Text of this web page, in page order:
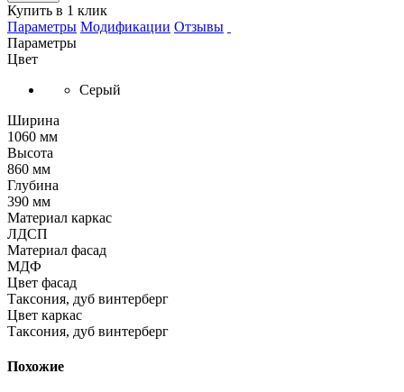
Купить в 1 клик
Параметры Модификации Отзывы
Параметры
Цвет
Серый
Ширина
1060 мм
Высота
860 мм
Глубина
390 мм
Материал каркас
ЛДСП
Материал фасад
МДФ
Цвет фасад
Таксония, дуб винтерберг
Цвет каркас
Таксония, дуб винтерберг
Похожие